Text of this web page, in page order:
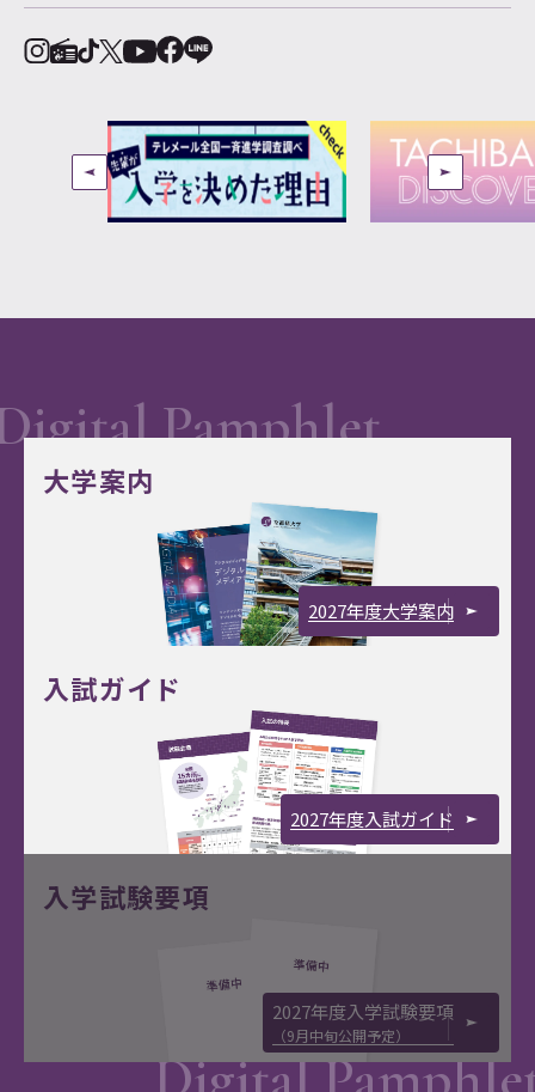
大学案内
2027年度大学案内
入試ガイド
2027年度入試ガイド
入学試験要項
2027年度入学試験要項
（9月中旬公開予定）